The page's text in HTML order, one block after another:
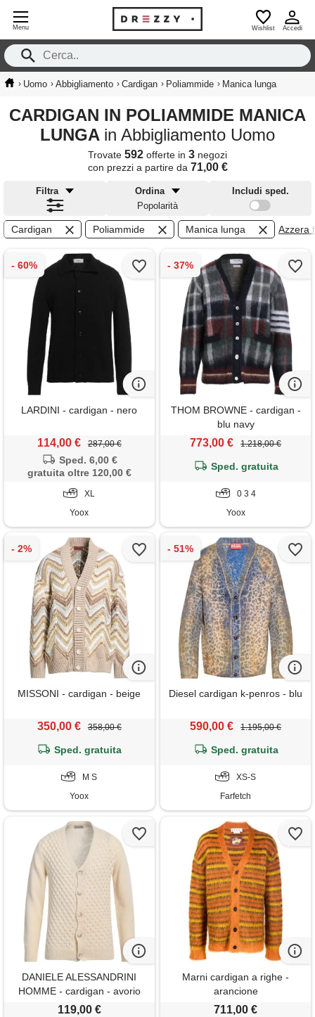
Menu Wishlist Accedi
› Uomo › Abbigliamento › Cardigan › Poliammide › Manica lunga
CARDIGAN IN POLIAMMIDE MANICA
LUNGA in Abbigliamento Uomo
Trovate 592 offerte in 3 negozi
con prezzi a partire da 71,00 €
Filtra
Ordina
Popolarità
Includi sped.
Cardigan Poliammide Manica lunga Azzera
LARDINI - cardigan - nero
114,00 € 287,00 €
Sped. 6,00 €
gratuita oltre 120,00 €
XL
Yoox
THOM BROWNE - cardigan -
blu navy
773,00 € 1.218,00 €
Sped. gratuita
0 3 4
Yoox
MISSONI - cardigan - beige
350,00 € 358,00 €
Sped. gratuita
M S
Yoox
Diesel cardigan k-penros - blu
590,00 € 1.195,00 €
Sped. gratuita
XS-S
Farfetch
DANIELE ALESSANDRINI
HOMME - cardigan - avorio
119,00 €
Marni cardigan a righe -
arancione
711,00 €